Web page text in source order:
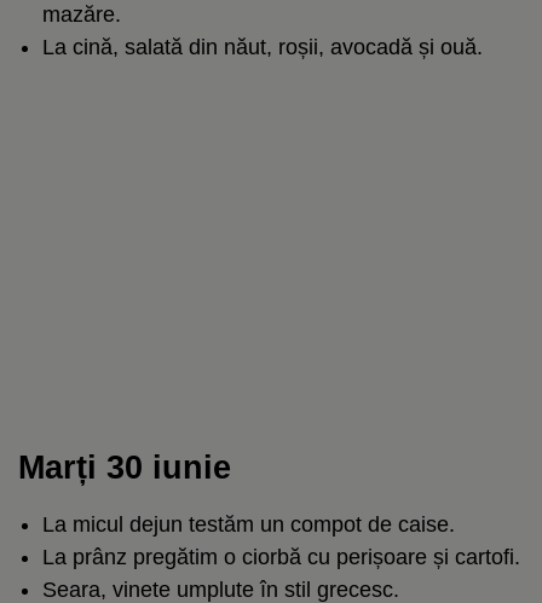
mazăre.
La cină, salată din năut, roșii, avocadă și ouă.
Marți 30 iunie
La micul dejun testăm un compot de caise.
La prânz pregătim o ciorbă cu perișoare și cartofi.
Seara, vinete umplute în stil grecesc.